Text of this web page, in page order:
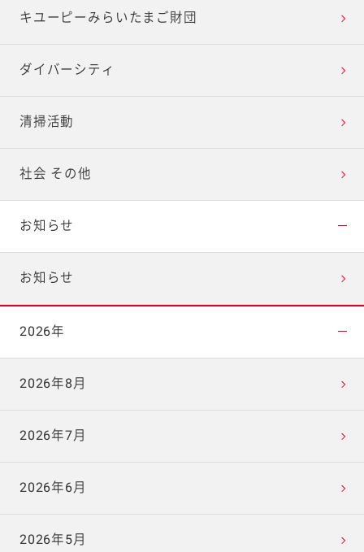
キユーピーみらいたまご財団
ダイバーシティ
清掃活動
社会 その他
お知らせ
お知らせ
2026年
2026年8月
2026年7月
2026年6月
2026年5月